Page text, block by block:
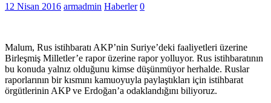
12 Nisan 2016 armadmin Haberler 0
Malum, Rus istihbaratı AKP’nin Suriye’deki faaliyetleri üzerine
Birleşmiş Milletler’e rapor üzerine rapor yolluyor. Rus istihbaratının
bu konuda yalnız olduğunu kimse düşünmüyor herhalde. Ruslar
raporlarının bir kısmını kamuoyuyla paylaştıkları için istihbarat
örgütlerinin AKP ve Erdoğan’a odaklandığını biliyoruz.